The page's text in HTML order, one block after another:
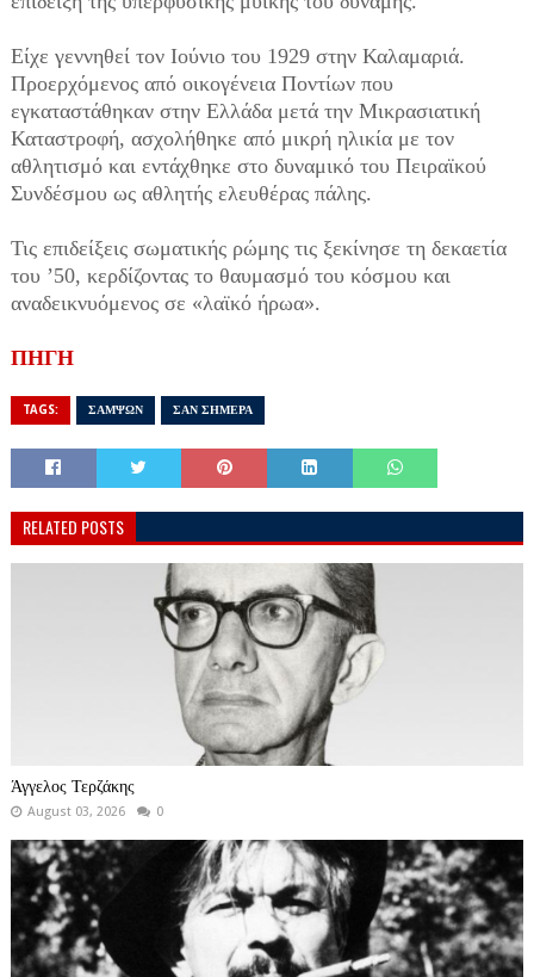
Είχε γεννηθεί τον Ιούνιο του 1929 στην Καλαμαριά.
Προερχόμενος από οικογένεια Ποντίων που
εγκαταστάθηκαν στην Ελλάδα μετά την Μικρασιατική
Καταστροφή, ασχολήθηκε από μικρή ηλικία με τον
αθλητισμό και εντάχθηκε στο δυναμικό του Πειραϊκού
Συνδέσμου ως αθλητής ελευθέρας πάλης.
Τις επιδείξεις σωματικής ρώμης τις ξεκίνησε τη δεκαετία
του ’50, κερδίζοντας το θαυμασμό του κόσμου και
αναδεικνυόμενος σε «λαϊκό ήρωα».
ΠΗΓΗ
TAGS: ΣΑΜΨΩΝ ΣΑΝ ΣΗΜΕΡΑ
RELATED POSTS
Άγγελος Τερζάκης
August 03, 2026 0